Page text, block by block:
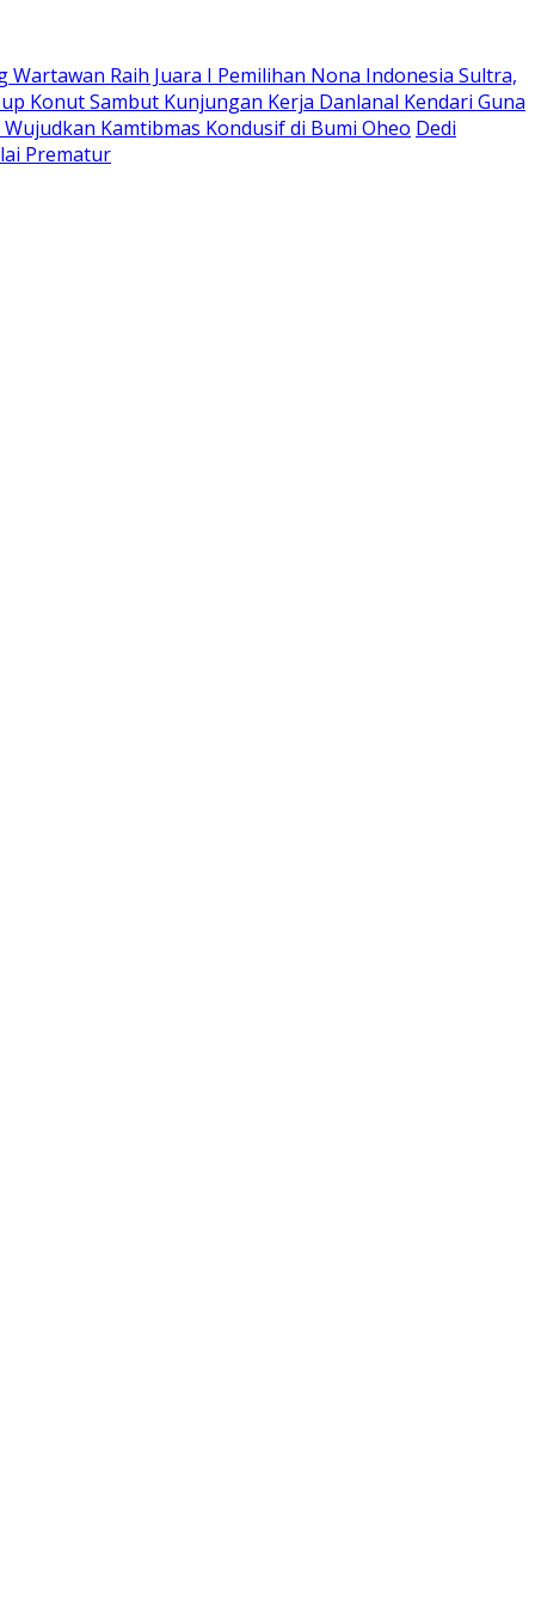
Wartawan ‎Raih Juara I Pemilihan Nona Indonesia Sultra,
Konut Sambut Kunjungan Kerja Danlanal Kendari Guna
Kamtibmas Kondusif di Bumi Oheo Dedi
Prematur